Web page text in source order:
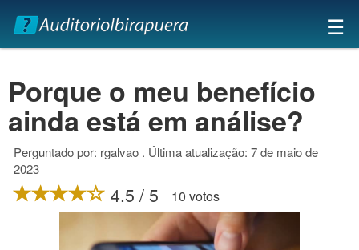
×
☰
Porque o meu benefício
ainda está em análise?
Perguntado por: rgalvao . Última atualização: 7 de maio de
2023
4.5 / 5 10 votos